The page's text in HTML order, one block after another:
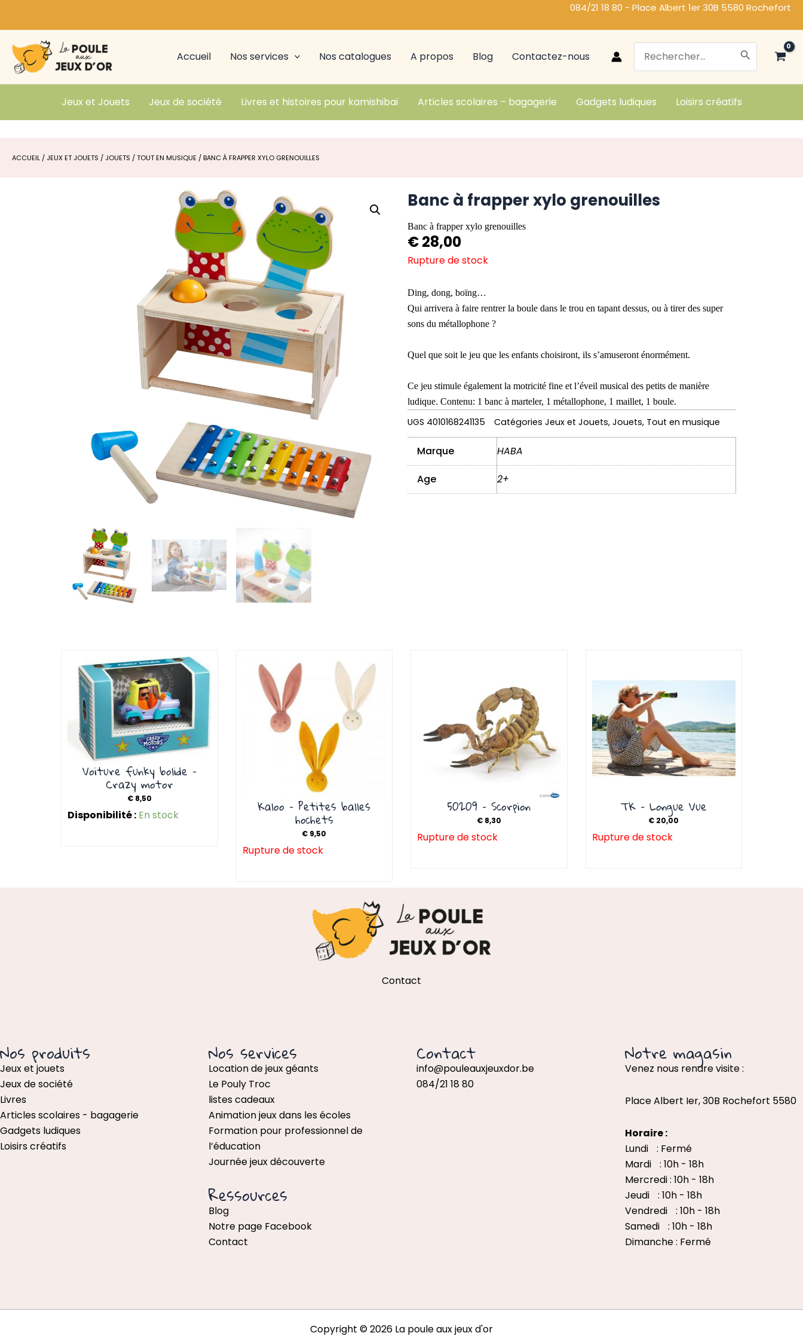
084/21 18 80 - Place Albert 1er 30B 5580 Rochefort
Accueil Nos services Nos catalogues A propos Blog Contactez-nous
Search
Jeux et Jouets Jeux de société Livres et histoires pour kamishibaï Articles scolaires – bagagerie Gadgets ludiques Loisirs créatifs
ACCUEIL / JEUX ET JOUETS / JOUETS /TOUT EN MUSIQUE / BANC À FRAPPER XYLO GRENOUILLES
Banc à frapper xylo grenouilles
Banc à frapper xylo grenouilles
€28,00
Rupture de stock
Ding, dong, boïng…
Qui arrivera à faire rentrer la boule dans le trou en tapant dessus, ou à tirer des super
sons du métallophone ?
Quel que soit le jeu que les enfants choisiront, ils s’amuseront énormément.
Ce jeu stimule également la motricité fine et l’éveil musical des petits de manière
ludique. Contenu: 1 banc à marteler, 1 métallophone, 1 maillet, 1 boule.
UGS 4010168241135 Catégories Jeux et Jouets, Jouets, Tout en musique
Marque HABA
Age 2+
Voiture funky bolide –
Crazy motor
€8,50
Disponibilité : En stock Kaloo – Petites balles
hochets
€ 9,50
Rupture de stock
50209 – Scorpion
€8,30
Rupture de stock
TK – Longue Vue
€ 20,00
Rupture de stock
Contact
Nos produits
Jeux et jouets
Jeux de société
Livres
Articles scolaires - bagagerie
Gadgets ludiques
Loisirs créatifs
Nos services
Location de jeux géants
Le Pouly Troc
listes cadeaux
Animation jeux dans les écoles
Formation pour professionnel de
l’éducation
Journée jeux découverte
Ressources
Blog
Notre page Facebook
Contact
Contact
info@pouleauxjeuxdor.be
084/21 18 80
Notre magasin
Venez nous rendre visite :
Place Albert Ier, 30B Rochefort 5580
Horaire :
Lundi : Fermé
Mardi : 10h - 18h
Mercredi : 10h - 18h
Jeudi : 10h - 18h
Vendredi : 10h - 18h
Samedi : 10h - 18h
Dimanche : Fermé
Copyright © 2026 La poule aux jeux d'or